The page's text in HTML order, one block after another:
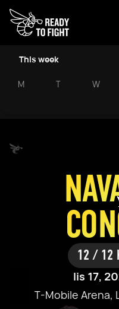
This week
M T W
12 / 12
lis 17,
T-Mobile Arena,